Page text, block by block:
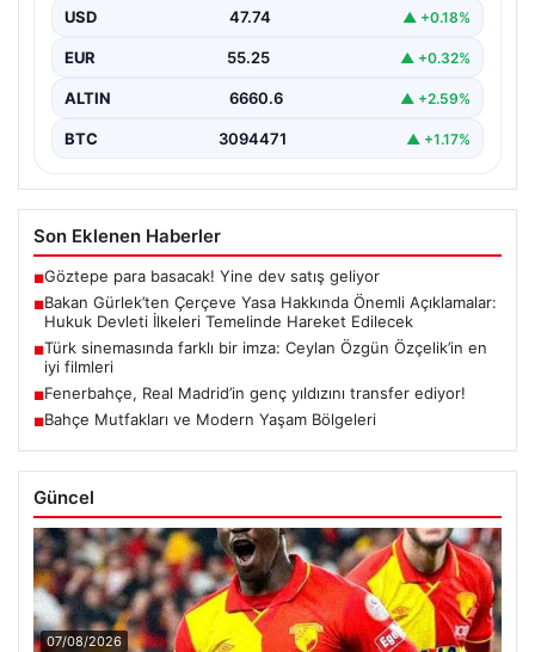
Edilecek
Adalet Bakanı Akın Gürlek, terörle mücadelede yeni bir
dönemi başlatacak çerçeve yasanın yürürlüğe
girmesiyle…
USD 47.74 ▲ +0.18%
EUR 55.25 ▲ +0.32%
ALTIN 6660.6 ▲ +2.59%
BTC 3094471 ▲ +1.17%
Son Eklenen Haberler
■Göztepe para basacak! Yine dev satış geliyor
■Bakan Gürlek’ten Çerçeve Yasa Hakkında Önemli Açıklamalar:
Hukuk Devleti İlkeleri Temelinde Hareket Edilecek
■Türk sinemasında farklı bir imza: Ceylan Özgün Özçelik’in en
iyi filmleri
■Fenerbahçe, Real Madrid’in genç yıldızını transfer ediyor!
■Bahçe Mutfakları ve Modern Yaşam Bölgeleri
Güncel
07/08/2026